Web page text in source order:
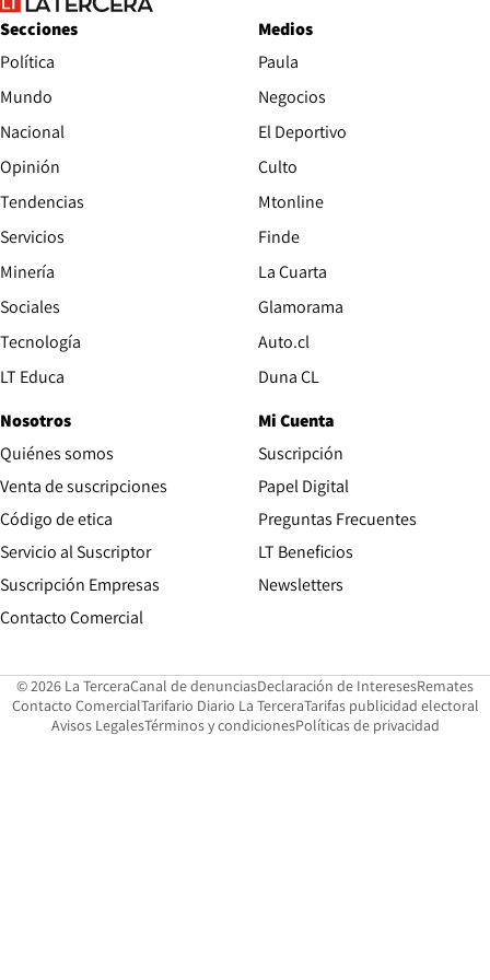
Secciones
Política
Mundo
Nacional
Opinión
Tendencias
Servicios
Minería
Sociales
Tecnología
LT Educa
Medios
Paula
Negocios
El Deportivo
Culto
Mtonline
Finde
La Cuarta
Glamorama
Auto.cl
Duna CL
Nosotros
Quiénes somos
Venta de suscripciones
Código de etica Opens in new window
Servicio al Suscriptor
Suscripción Empresas
Contacto Comercial
Mi Cuenta
Suscripción
Papel Digital
Preguntas Frecuentes
LT Beneficios
Newsletters
© 2026 La TerceraCanal de denunciasOpens in new window
Declaración de InteresesOpens in
Remates
Contacto ComercialOpens in new window
Tarifario Diario La TerceraOpens in new window
Tarifas publicidad electoral
Avisos LegalesOpens in new window
Términos y condicionesPolíticas de privacidad